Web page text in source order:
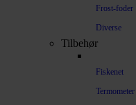
Frost-foder
Diverse
Tilbehør
Fiskenet
Termometer